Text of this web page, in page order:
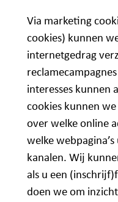
Via marketing
cookies) kunnen
internetgedrag
interesses kunnen
cookies kunnen
over welke online
welke
kanalen. Wij
als u een
doen we om